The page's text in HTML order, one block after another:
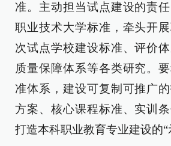
准。主动担当试点建设的责
职业技术大学标准，牵头开
次试点学校建设标准、评价
质量保障体系等各类研究。
准体系，建设可复制可推广
方案、核心课程标准、实训
打造本科职业教育专业建设的“